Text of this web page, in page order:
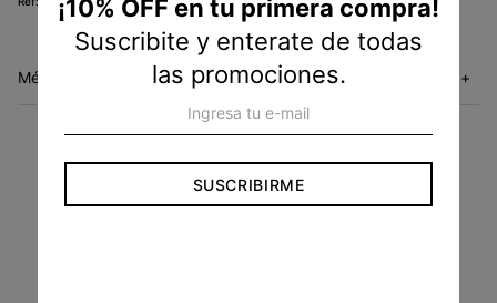
Métodos de envío +
ENVÍO GRATIS
En compras superiores
a $3.500.
¡10% OFF en tu primera compra!
Suscribite y enterate de todas
las promociones.
SUSCRIBIRME